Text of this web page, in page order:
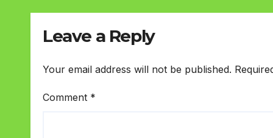
Leave a Reply
Your email address will not be published.
Comment *